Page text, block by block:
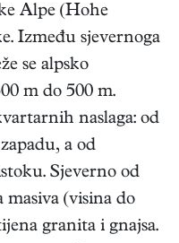
Alpe (Hohe
Između sjevernoga
se alpsko
m do 500 m.
naslaga: od
a od
Sjeverno od
(visina do
granita i gnajsa.